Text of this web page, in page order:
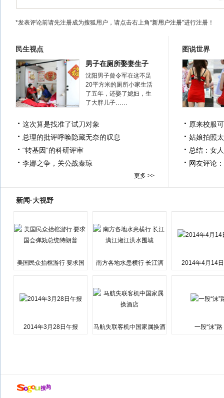
*发表评论前请先注册成为搜狐用户，请点击右上角“新用户注册”进行注册！
民生视点
男子在厕所娶妻生子
沈阳男子曾令军在这不足
20平方米的厕所小家生活
了五年，还娶了媳妇，生
了大胖儿子……
这次算是找准了试刀对象
总理的批评呼唤隐藏无奈的叹息
“转基因”的科研评审
李娜之争，关公战秦琼
更多 >>
图说世界
原来校服
姑娘拍照
总结：女
网友评论
新闻·大视野
美国民众抬棺游行 要求国
南方各地水患横行 长江漓
2014年4月14
2014年3月28日午报
马航失联客机中国家属换酒
一段“沫”路